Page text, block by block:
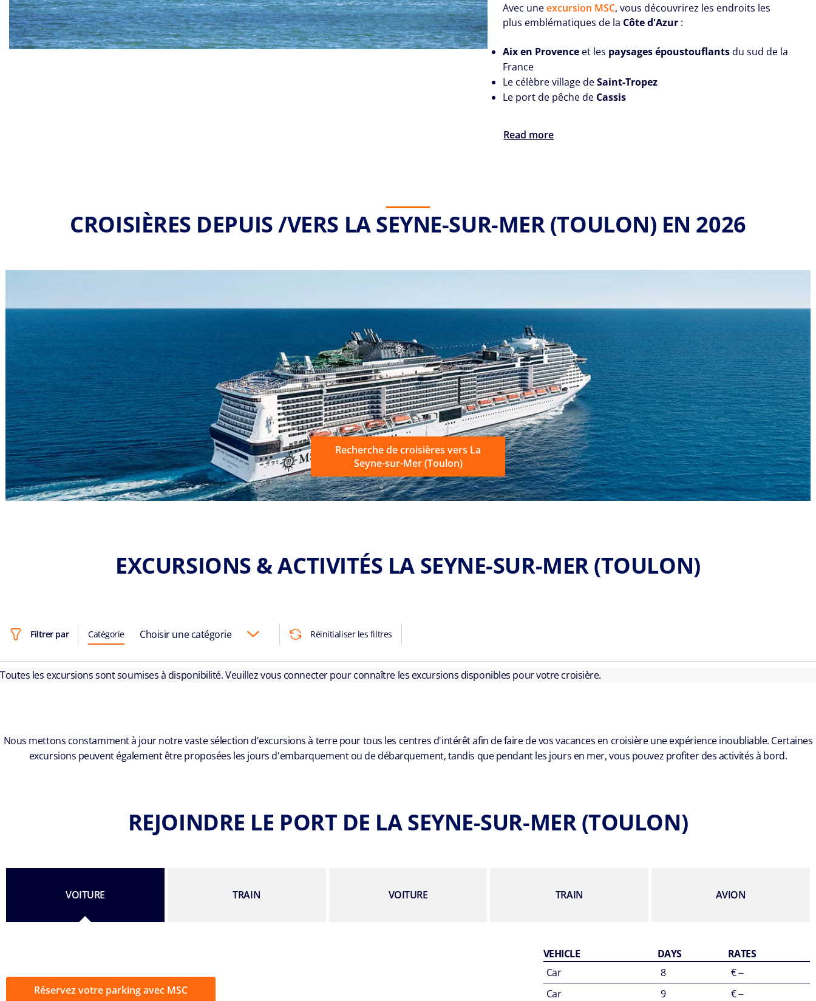
Avec uneexcursion MSC, vous découvrirez les endroits les
plus emblématiques de la Côte d'Azur :
Aix en Provence et les paysages époustouflantsdu sud de la
France
Le célèbre village deSaint-Tropez
Le port de pêche de Cassis
Read more
CROISIÈRES DEPUIS /VERS LA SEYNE-SUR-MER (TOULON) EN 2026
Recherche de croisières vers La
Seyne-sur-Mer (Toulon)
EXCURSIONS & ACTIVITÉS LA SEYNE-SUR-MER (TOULON)
Filtrer par Catégorie Choisir une catégorie Réinitialiser les filtres
Toutes les excursions sont soumises à disponibilité. Veuillez vous connecter pour connaître les excursions disponibles pour votre croisière.
Nous mettons constamment à jour notre vaste sélection d'excursions à terre pour tous les centres d'intérêt afin de faire de vos vacances en croisière une expérience inoubliable. Certaines
excursions peuvent également être proposées les jours d'embarquement ou de débarquement, tandis que pendant les jours en mer, vous pouvez profiter des activités à bord.
REJOINDRE LE PORT DE LA SEYNE-SUR-MER (TOULON)
VOITURE TRAIN VOITURE TRAIN AVION
Réservez votre parking avec MSC
VEHICLE DAYS
RATES
Car
8
€ --
Car
9
€ --